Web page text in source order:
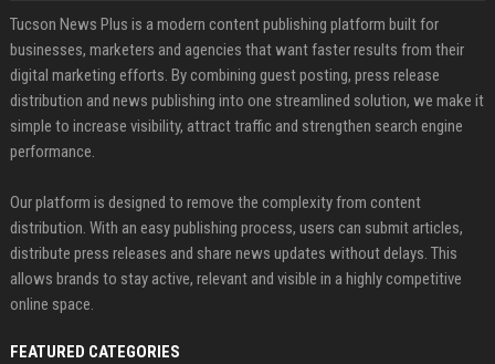
Tucson News Plus is a modern content publishing platform built for
businesses, marketers and agencies that want faster results from their
digital marketing efforts. By combining guest posting, press release
distribution and news publishing into one streamlined solution, we make it
simple to increase visibility, attract traffic and strengthen search engine
performance.
Our platform is designed to remove the complexity from content
distribution. With an easy publishing process, users can submit articles,
distribute press releases and share news updates without delays. This
allows brands to stay active, relevant and visible in a highly competitive
online space.
FEATURED CATEGORIES